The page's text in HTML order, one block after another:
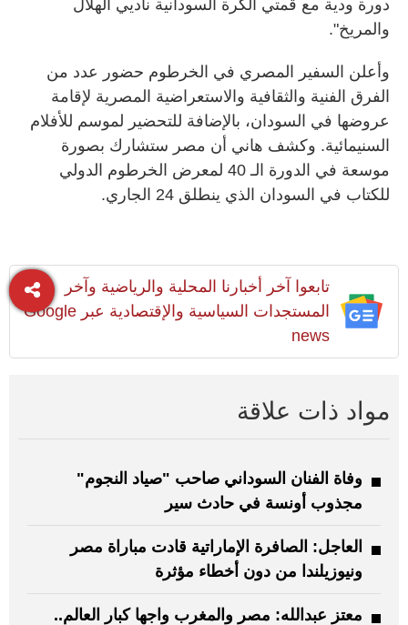
دورة ودية مع قمتي الكرة السودانية ناديي الهلال
والمريخ".
وأعلن السفير المصري في الخرطوم حضور عدد من
الفرق الفنية والثقافية والاستعراضية المصرية لإقامة
عروضها في السودان، بالإضافة للتحضير لموسم للأفلام
السنيمائية. وكشف هاني أن مصر ستشارك بصورة
موسعة في الدورة الـ 40 لمعرض الخرطوم الدولي
للكتاب في السودان الذي ينطلق 24 الجاري.
تابعوا آخر أخبارنا المحلية والرياضية وآخر
المستجدات السياسية والإقتصادية عبر Google
news
مواد ذات علاقة
وفاة الفنان السوداني صاحب "صياد النجوم"
مجذوب أونسة في حادث سير
العاجل: الصافرة الإماراتية قادت مباراة مصر
ونيوزيلندا من دون أخطاء مؤثرة
معتز عبدالله: مصر والمغرب واجها كبار العالم..